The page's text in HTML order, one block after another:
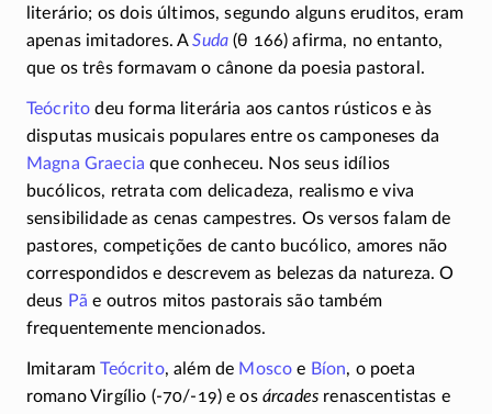
literário; os dois últimos, segundo alguns eruditos, eram
apenas imitadores. ASuda (θ 166) afirma, no entanto,
que os três formavam o cânone da poesia pastoral.
Teócrito deu forma literária aos cantos rústicos e às
disputas musicais populares entre os camponeses da
Magna Graecia que conheceu. Nos seus idílios
bucólicos, retrata com delicadeza, realismo e viva
sensibilidade as cenas campestres. Os versos falam de
pastores, competições de canto bucólico, amores não
correspondidos e descrevem as belezas da natureza. O
deus Pã e outros mitos pastorais são também
frequentemente mencionados.
ImitaramTeócrito, além de Mosco e Bíon, o poeta
romano Virgílio (-70/-19) e os árcades renascentistas e